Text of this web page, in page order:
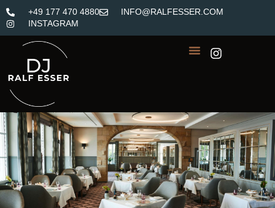
+49 177 470 4880
INFO@RALFESSER.COM
INSTAGRAM